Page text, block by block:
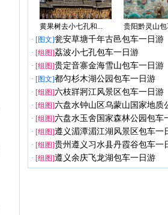
黄果树去小七孔和...
贵阳黔灵山包
· [图文]瓮安草塘千年古邑包车一日游
· [组图]荔波小七孔包车一日游
· [组图]贵定音寨金海雪山包车一日游
· [图文]都匀杉木湖公园包车一日游
· [组图]六枝牂牁江风景区包车一日游
· [组图]六盘水钟山区乌蒙山国家地质
· [组图]六盘水玉舍国家森林公园包车
· [组图]遵义湄潭湄江湖风景区包车一
· [组图]贵州遵义习水县丹霞谷包车一
· [组图]遵义余庆飞龙湖包车一日游